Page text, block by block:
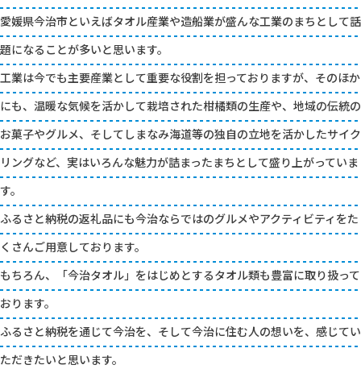
愛媛県今治市といえばタオル産業や造船業が盛んな工業のまちとして話
題になることが多いと思います。
工業は今でも主要産業として重要な役割を担っておりますが、そのほか
にも、温暖な気候を活かして栽培された柑橘類の生産や、地域の伝統の
お菓子やグルメ、そしてしまなみ海道等の独自の立地を活かしたサイク
リングなど、実はいろんな魅力が詰まったまちとして盛り上がっていま
す。
ふるさと納税の返礼品にも今治ならではのグルメやアクティビティをた
くさんご用意しております。
もちろん、「今治タオル」をはじめとするタオル類も豊富に取り扱って
おります。
ふるさと納税を通じて今治を、そして今治に住む人の想いを、感じてい
ただきたいと思います。